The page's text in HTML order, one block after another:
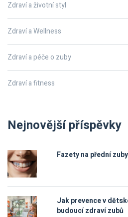
Zdraví a životní styl
Zdraví a Wellness
Zdraví a péče o zuby
Zdraví a fitness
Nejnovější příspěvky
Fazety na přední
Jak prevence v
budoucí zdraví zubů